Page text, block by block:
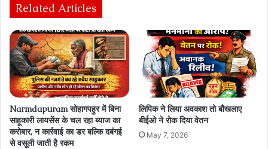
Related Articles
Narmdapuram सोहागपहुर में बिना
साहूकारी लायसेंस के चल रहा ब्‍याज का
करोबार, न कार्रवाई का डर बल्कि दबंगई
से वसूली जाती है रकम
लिपिक ने लिया अवकाश तो बौखलाए
बीईओ ने रोक दिया वेतन
May 7, 2026